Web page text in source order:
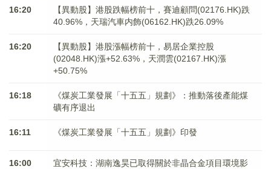
16:20
【異動股】港股跌幅榜前十，賽迪顧問(02176.HK)跌
40.96%，天瑞汽車内飾(06162.HK)跌26.09%
16:20
【異動股】港股漲幅榜前十，易居企業控股
(02048.HK)漲+52.63%，天潤雲(02167.HK)漲
+50.75%
16:18
《煤炭工業發展「十五五」規劃》：推動落後產能煤
礦有序退出
16:11 《煤炭工業發展「十五五」規劃》印發
16:00
宜安科技：湖南逸昊已取得關於非晶合金項目環境影